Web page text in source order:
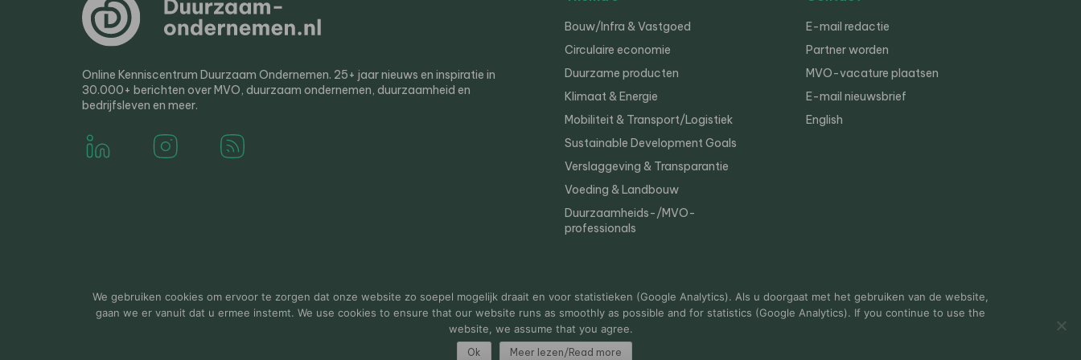
Online Kenniscentrum Duurzaam Ondernemen. 25+ jaar nieuws en inspiratie in
30.000+ berichten over MVO, duurzaam ondernemen, duurzaamheid en
bedrijfsleven en meer.
Bouw/Infra & Vastgoed
Circulaire economie
Duurzame producten
Klimaat & Energie
Mobiliteit & Transport/Logistiek
Sustainable Development Goals
Verslaggeving & Transparantie
Voeding & Landbouw
Duurzaamheids-/MVO-
professionals
E-mail redactie
Partner worden
MVO-vacature plaatsen
E-mail nieuwsbrief
English
© 2000-2026 Van der Molen EIS Colofon Disclaimer Privacy
We gebruiken cookies om ervoor te zorgen dat onze website zo soepel mogelijk draait en voor statistieken (Google Analytics). Als u doorgaat met het gebruiken van de website,
gaan we er vanuit dat u ermee instemt. We use cookies to ensure that our website runs as smoothly as possible and for statistics (Google Analytics). If you continue to use the
website, we assume that you agree.
Ok Meer lezen/Read more